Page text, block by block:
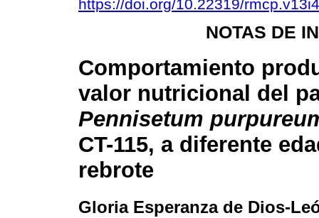
https://doi.org/10.22319/
NOTAS DE
Comportamiento
valor nutricional del
Pennisetum
CT-115, a diferente
rebrote
Gloria Esperanza de Dios-